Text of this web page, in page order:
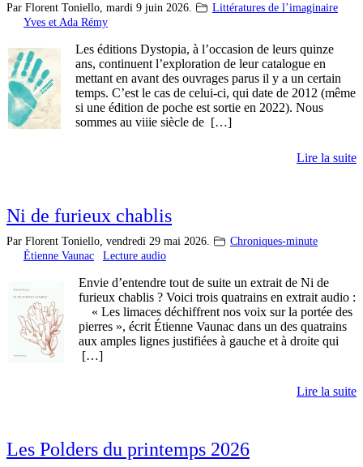
Par Florent Toniello, mardi 9 juin 2026.
Littératures de l’imaginaire
Yves et Ada Rémy
Les éditions Dystopia, à l’occasion de leurs quinze
ans, continuent l’exploration de leur catalogue en
mettant en avant des ouvrages parus il y a un certain
temps. C’est le cas de celui-ci, qui date de 2012 (même
si une édition de poche est sortie en 2022). Nous
sommes au viiie siècle de […]
Lire la suite
Ni de furieux chablis
Par Florent Toniello, vendredi 29 mai 2026.
Chroniques-minute
Étienne Vaunac
Lecture audio
Envie d’entendre tout de suite un extrait de Ni de
furieux chablis ? Voici trois quatrains en extrait audio :
« Les limaces déchiffrent nos voix sur la portée des
pierres », écrit Étienne Vaunac dans un des quatrains
aux amples lignes justifiées à gauche et à droite qui
[…]
Lire la suite
Les Polders du printemps 2026